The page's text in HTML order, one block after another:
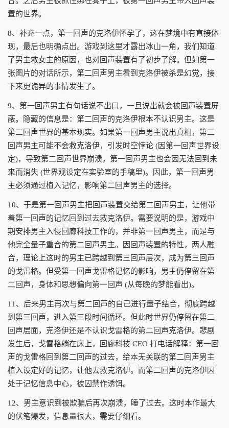
置的世界。
8、补充一点，第一回声的克洛伊怀孕了，这在梦境中有直接体
现，最后也明确点出。游戏到这里才露出冰山一角，我们知道
了男主救女主的原因，也对回声装置有了初步了解。但如第一
张图片的对话所示，第二回声男主看到克洛伊被杀是幻觉，接
下来更诡异的事情发生了。
9、第一回声男主有句话说不出口，一旦说出就会被回声装置屏
蔽。隐藏的信息是：第二回声的克洛伊根本不认识男主。这是
第二回声世界的基本现实。如果第一回声男主说出真相，第二
回声男主可能不会救克洛伊，引发时空悖论 (因第一回声世界设
定)，导致第二回声世界崩溃，第一回声男主也会因无法回到未
来而消失 (世界观设定在实验室的手稿里)。因此，第一回声男
主必须通过植入记忆，影响第二回声男主的选择。
10、于是第一回声男主把回声装置交给第二回声男主，让他带
着第一回声的记忆回到过去救克洛伊。需要说明的是，游戏中
期安排男主入侵回廊科技工作的，并非第一回声男主，而是与
他完全量子重合的第二回声男主。因回声装置的特性，两人融
合，理论上这时的男主已跨越到第三回声层次，成为第三回声
的戈雷格。但受第一回声戈雷格记忆的影响，男主仍停留在第
二回声，身体和思想偏向第一回声 (从每晚的梦能看出)。
11、后来男主再次与第二回声的自己进行量子结合，彻底跨越
到第三回声，进入第三段时间循环。但此时世界仍停留在第二
回声层面，克洛伊还是不认识戈雷格的第二回声克洛伊。悲剧
发生后，戈雷格躺在床上，回廊科技 CEO 打电话解释：第一回
声的戈雷格回到第二回声的过去，给本无关联的第二回声男主
植入设定好的记忆，让他去救克洛伊。而第二回声的克洛伊因
处于记忆信息中心，被囚禁作诱饵。
12、男主意识到被欺骗后再次崩溃，睡了过去。这时本作最大
的伏笔爆发，信息量很大，需要仔细看。